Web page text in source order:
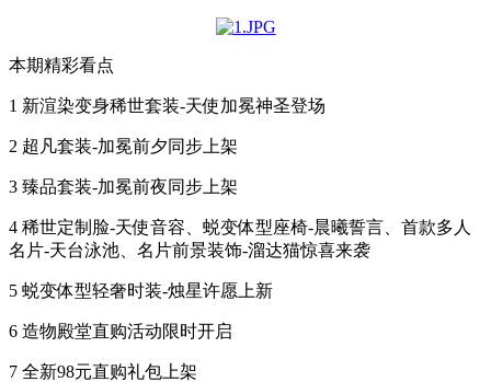
本期精彩看点
1 新渲染变身稀世套装-天使加冕神圣登场
2 超凡套装-加冕前夕同步上架
3 臻品套装-加冕前夜同步上架
4 稀世定制脸-天使音容、蜕变体型座椅-晨曦誓言、首款多人
名片-天台泳池、名片前景装饰-溜达猫惊喜来袭
5 蜕变体型轻奢时装-烛星许愿上新
6 造物殿堂直购活动限时开启
7 全新98元直购礼包上架